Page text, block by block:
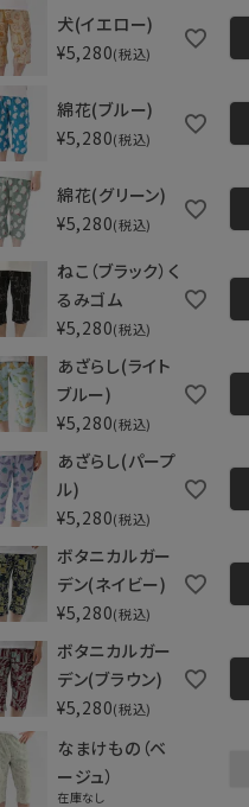
犬(イエロー)
¥5,280 税込
綿花(ブルー)
¥5,280 税込
綿花(グリーン)
¥5,280 税込
ねこ（ブラック）く
るみゴム
¥5,280 税込
あざらし(ライト
ブルー)
¥5,280 税込
あざらし(パープ
ル)
¥5,280 税込
ボタニカルガー
デン(ネイビー)
¥5,280 税込
ボタニカルガー
デン(ブラウン)
¥5,280 税込
なまけもの（ベ
ージュ）
在庫なし